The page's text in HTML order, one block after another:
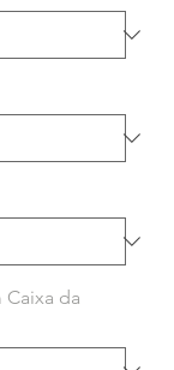
Caixa da